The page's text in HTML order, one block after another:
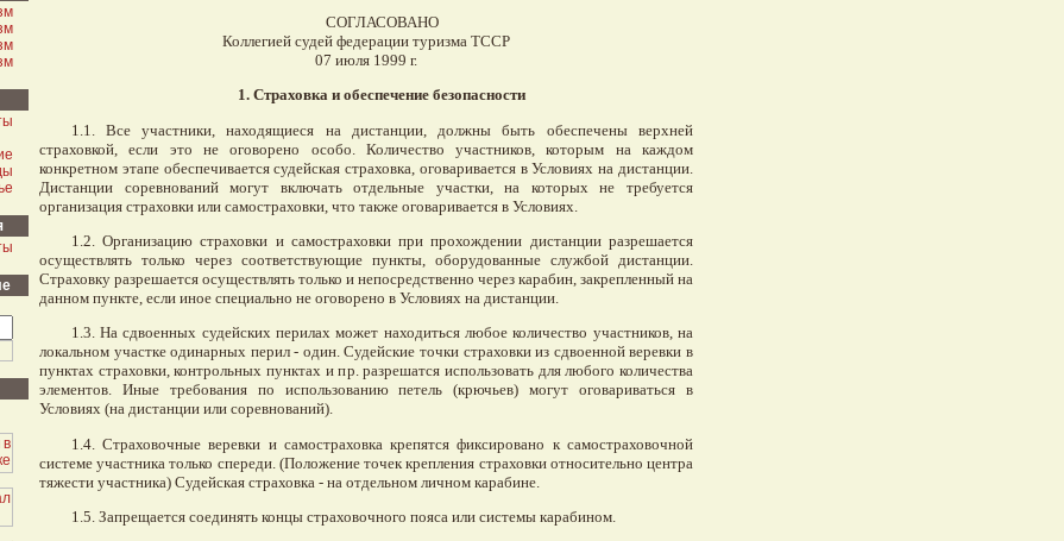
CОГЛАСОВАНО
Коллегией судей федерации туризма ТССР
07 июля 1999 г.
1. Страховка и обеспечение безопасности
1.1. Все участники, находящиеся на дистанции, должны быть обеспечены верхней
страховкой, если это не оговорено особо. Количество участников, которым на каждом
конкретном этапе обеспечивается судейская страховка, оговаривается в Условиях на дистанции.
Дистанции соревнований могут включать отдельные участки, на которых не требуется
организация страховки или самостраховки, что также оговаривается в Условиях.
1.2. Организацию страховки и самостраховки при прохождении дистанции разрешается
осуществлять только через соответствующие пункты, оборудованные службой дистанции.
Страховку разрешается осуществлять только и непосредственно через карабин, закрепленный на
данном пункте, если иное специально не оговорено в Условиях на дистанции.
1.3. На сдвоенных судейских перилах может находиться любое количество участников, на
локальном участке одинарных перил - один. Судейские точки страховки из сдвоенной веревки в
пунктах страховки, контрольных пунктах и пр. разрешатся использовать для любого количества
элементов. Иные требования по использованию петель (крючьев) могут оговариваться в
Условиях (на дистанции или соревнований).
1.4. Страховочные веревки и самостраховка крепятся фиксировано к самостраховочной
системе участника только спереди. (Положение точек крепления страховки относительно центра
тяжести участника) Судейская страховка - на отдельном личном карабине.
1.5. Запрещается соединять концы страховочного пояса или системы карабином.